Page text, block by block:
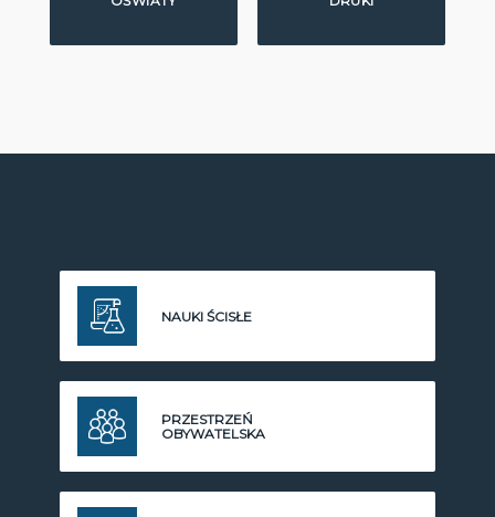
NAUKI ŚCISŁE
PRZESTRZEŃ
OBYWATELSKA